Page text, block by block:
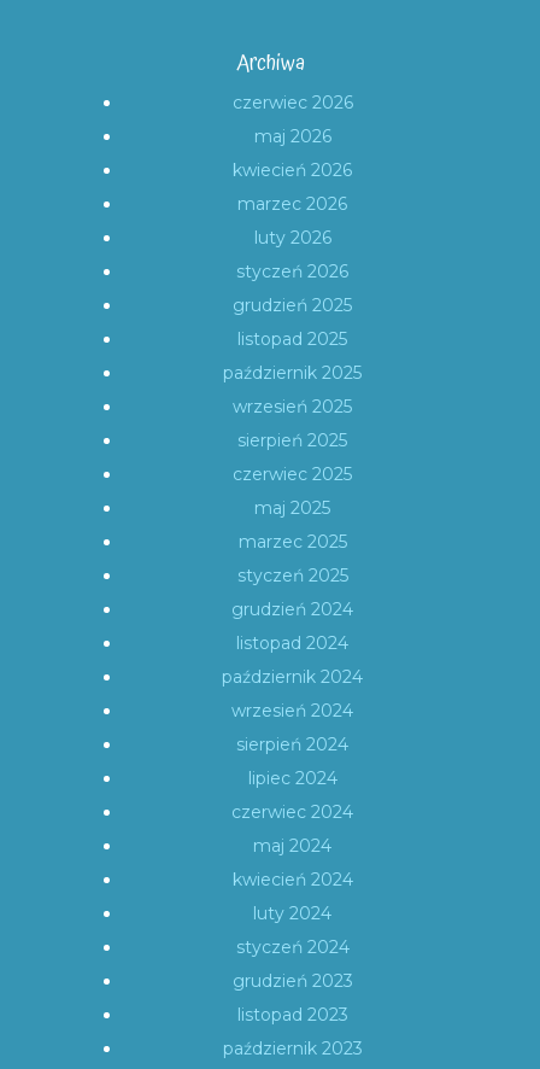
Archiwa
czerwiec 2026
maj 2026
kwiecień 2026
marzec 2026
luty 2026
styczeń 2026
grudzień 2025
listopad 2025
październik 2025
wrzesień 2025
sierpień 2025
czerwiec 2025
maj 2025
marzec 2025
styczeń 2025
grudzień 2024
listopad 2024
październik 2024
wrzesień 2024
sierpień 2024
lipiec 2024
czerwiec 2024
maj 2024
kwiecień 2024
luty 2024
styczeń 2024
grudzień 2023
listopad 2023
październik 2023